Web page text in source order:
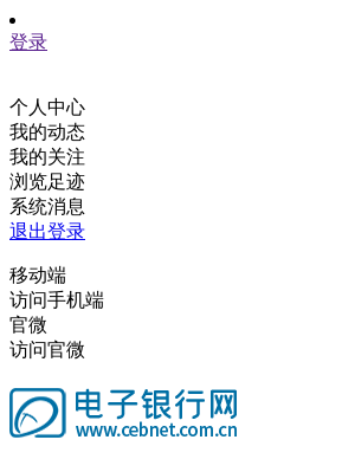
登录
个人中心
我的动态
我的关注
浏览足迹
系统消息
退出登录
移动端
访问手机端
官微
访问官微